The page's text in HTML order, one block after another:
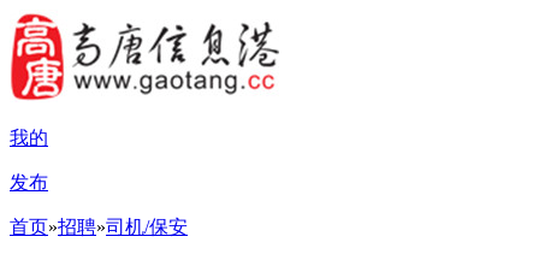
我的
发布
首页»招聘»司机/保安